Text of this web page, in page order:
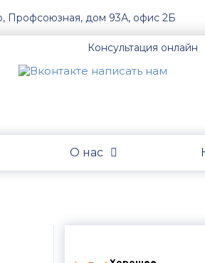
Профсоюзная, дом 93А, офис 2Б
Консультация онлайн
О нас